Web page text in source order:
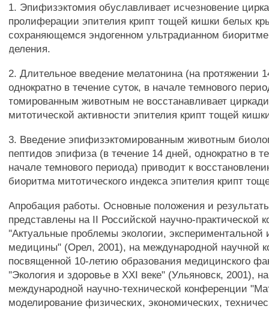
1. Эпифизэктомия обуславливает исчезновение
пролиферации эпителия крипт тощей кишки белых
сохраняющемся эндогенном ультрадианном биоритме
деления.
2. Длительное введение мелатонина (на протяжении
однократно в течение суток, в начале темнового
томированным животным не восстанавливает
митотической активности эпителия крипт тощей
3. Введение эпифизэктомированным животным
пептидов эпифиза (в течение 14 дней, однократно в
начале темнового периода) приводит к
биоритма митотического индекса эпителия крипт
Апробация работы. Основные положения и
представлены на II Российской научно-практической
"Актуальные проблемы экологии, экспериментальной
медицины" (Орел, 2001), на международной научной
посвященной 10-летию образования медицинского
"Экология и здоровье в XXI веке" (Ульяновск, 2001),
международной научно-технической конференции
моделирование физических, экономических,